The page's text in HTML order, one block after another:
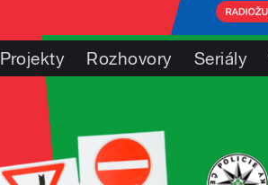
Projekty Rozhovory Seriály